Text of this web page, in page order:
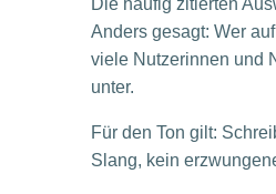
Anders gesagt: Wer
viele Nutzerinnen und
unter.
Für den Ton gilt:
Slang, kein